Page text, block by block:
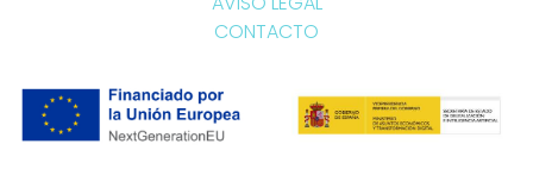
CONTACTO